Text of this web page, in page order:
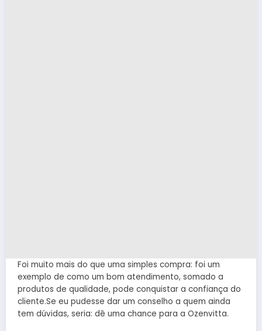
Foi muito mais do que uma simples compra: foi um
exemplo de como um bom atendimento, somado a
produtos de qualidade, pode conquistar a confiança do
cliente.Se eu pudesse dar um conselho a quem ainda
tem dúvidas, seria: dê uma chance para a Ozenvitta.